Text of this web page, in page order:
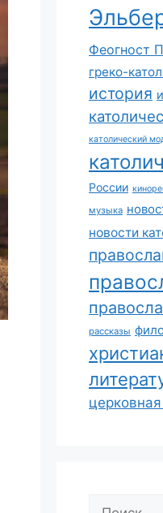
Феогност
греко-
история
католический
России
музыка
новости
рассказы
Поиск: